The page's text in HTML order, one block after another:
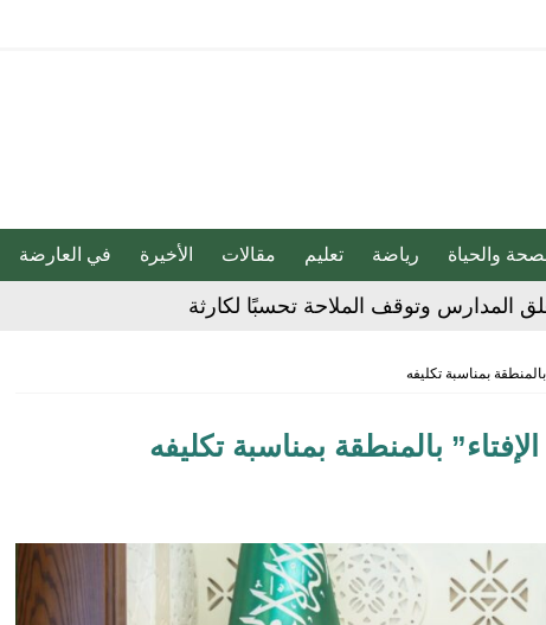
والحياة رياضة تعليم مقالات الأخيرة في العارضة
المدارس وتوقف الملاحة تحسبًا لكارثة
تضرب المنطقة الشرقية
دون التأثير على الطعم
السعودية وتركيا وباكستان
بمناسبة تكليفه
بالمنطقة بمناسبة تكليفه